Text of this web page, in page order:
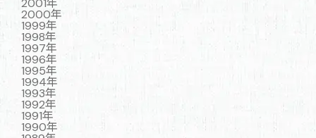
2000年
1999年
1998年
1997年
1996年
1995年
1994年
1993年
1992年
1991年
1990年